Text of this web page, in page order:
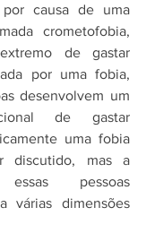
causa de uma
crometofobia,
de gastar
por uma fobia,
desenvolvem um
de gastar
uma fobia
discutido, mas a
pessoas
várias dimensões